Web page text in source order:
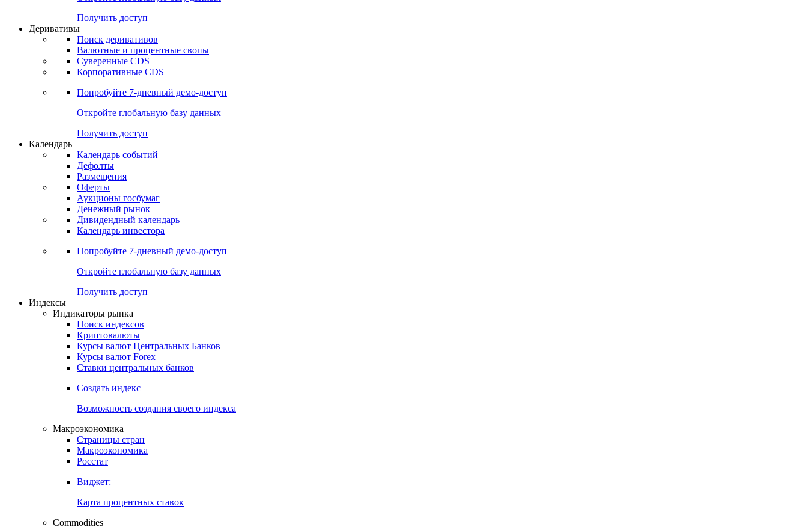
Попробуйте7-дневный
Откройте глобальную базу данных
Получить доступ
Деривативы
Поиск деривативов
Валютные и процентные свопы
Суверенные CDS
Корпоративные CDS
Попробуйте7-дневный
Откройте глобальную базу данных
Получить доступ
Календарь
Календарь событий
Дефолты
Размещения
Оферты
Аукционы госбумаг
Денежный рынок
Дивидендный календарь
Календарь инвестора
Попробуйте7-дневный
Получить доступ
Индикаторы рынка
Поиск индексов
Криптовалюты
Курсы валют Центральных Банков
Курсы валют Forex
Ставки центральных банков
Создать индекс
Возможность создания своего индекса
Макроэкономика
Страницы стран
Макроэкономика
Росстат
Виджет: